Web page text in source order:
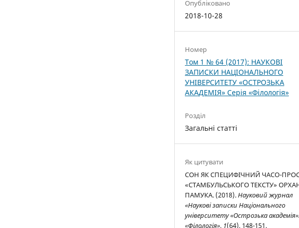
Опубліковано
2018-10-28
Номер
Том 1 № 64 (2017): НАУКОВІ
ЗАПИСКИ НАЦІОНАЛЬНОГО
УНІВЕРСИТЕТУ «ОСТРОЗЬКА
АКАДЕМІЯ» Серія «Філологія»
Розділ
Загальні статті
Як цитувати
СОН ЯК СПЕЦИФІЧНИЙ ЧАСО-
«СТАМБУЛЬСЬКОГО ТЕКСТУ»
ПАМУКА. (2018).Науковий журнал
«Наукові записки Національного
університету «Острозька
«Філологія», 1(64), 148-151.